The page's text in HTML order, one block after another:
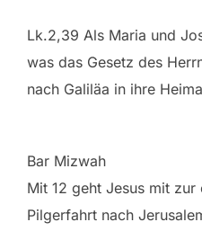
Lk.2,39 Als Maria und
was das Gesetz des
nach Galiläa in ihre
Bar Mizwah
Mit 12 geht Jesus mit
Pilgerfahrt nach